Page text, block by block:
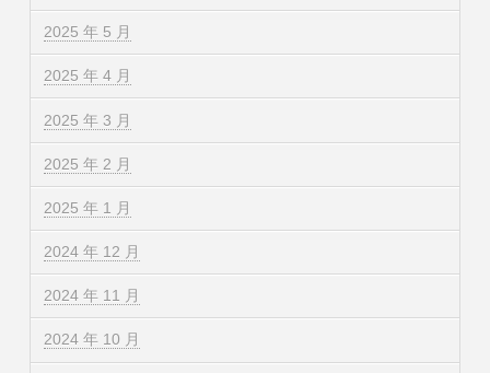
2025 年 5 月
2025 年 4 月
2025 年 3 月
2025 年 2 月
2025 年 1 月
2024 年 12 月
2024 年 11 月
2024 年 10 月